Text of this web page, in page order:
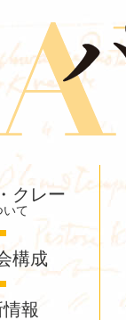
クレー
いて
構成
報